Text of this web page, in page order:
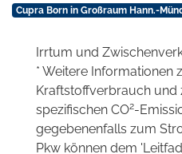
Cupra Born in Großraum Hann.-
Irrtum und
* Weitere Informationen
Kraftstoffverbrauch und
spezifischen CO2-
gegebenenfalls zum
Pkw können dem